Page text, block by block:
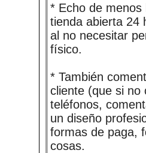
* Echo de menos
tienda abierta 24
al no necesitar
físico.
* También
cliente (que si no
teléfonos,
un diseño
formas de paga,
cosas.